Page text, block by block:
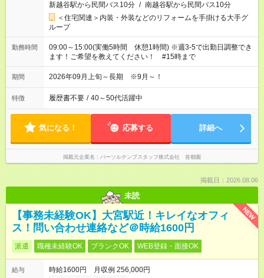
新越谷駅から民間バス10分 / 南越谷駅から民間バス10分
＜住宅関連＞内装・外装などのリフォームを手掛ける大手グ
ループ
勤務時間
09:00～15:00(実働5時間 休憩1時間) ※週3-5で出勤日調整でき
ます！ご希望を教えてください！ #15時まで
期間 2026年09月上旬～長期 ※9月～！
特徴 履歴書不要 / 40～50代活躍中
気になる！ 応募する 詳細へ
掲載元企業名 パーソルテンプスタッフ株式会社 首都圏
掲載日：2026.08.06
未読
NEW
【事務未経験OK】大宮駅近！キレイなオフィ
ス！問い合わせ連絡など＠時給1600円
派遣 職種未経験OK ブランクOK WEB登録・面接OK
給与
時給1600円 月収例 256,000円